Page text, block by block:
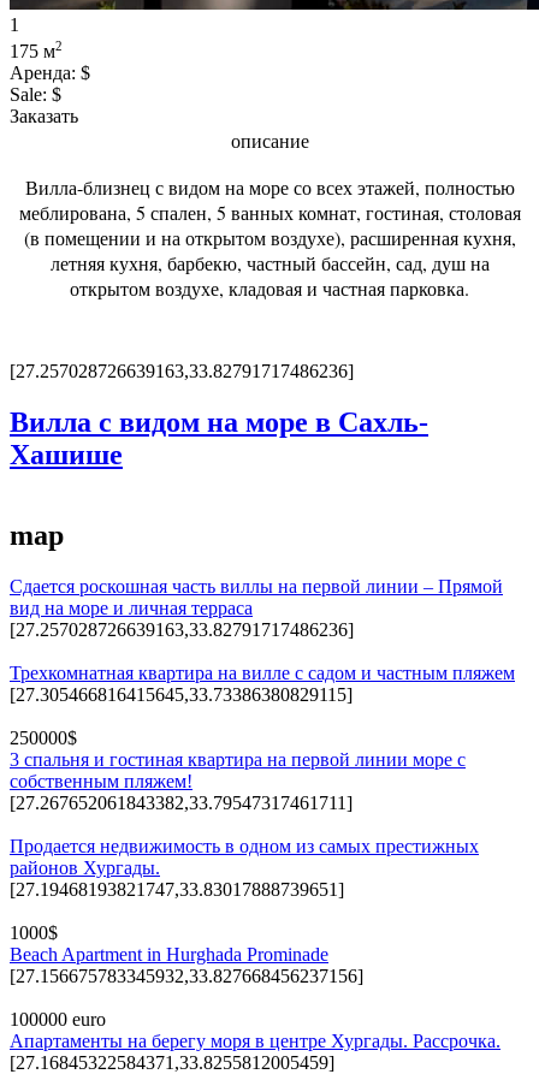
1
175 м2
Аренда: $
Sale: $
Заказать
описание
Вилла-близнец с видом на море со всех этажей, полностью
меблирована, 5 спален, 5 ванных комнат, гостиная, столовая
(в помещении и на открытом воздухе), расширенная кухня,
летняя кухня, барбекю, частный бассейн, сад, душ на
открытом воздухе, кладовая и частная парковка.
[27.257028726639163,33.82791717486236]
Вилла с видом на море в Сахль-
Хашише
map
Сдается роскошная часть виллы на первой линии – Прямой
вид на море и личная терраса
[27.257028726639163,33.82791717486236]
Трехкомнатная квартира на вилле с садом и частным пляжем
[27.305466816415645,33.73386380829115]
250000$
3 спальня и гостиная квартира на первой линии море с
собственным пляжем!
[27.267652061843382,33.79547317461711]
Продается недвижимость в одном из самых престижных
районов Хургады.
[27.19468193821747,33.83017888739651]
1000$
Beach Apartment in Hurghada Prominade
[27.156675783345932,33.827668456237156]
100000 euro
Апартаменты на берегу моря в центре Хургады. Рассрочка.
[27.16845322584371,33.8255812005459]